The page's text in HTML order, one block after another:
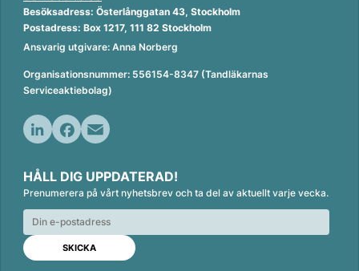
Besöksadress: Österlånggatan 43, Stockholm
Postadress: Box 1217, 111 82 Stockholm
Ansvarig utgivare: Anna Norberg
Organisationsnummer: 556154-8347 (Tandläkarnas
Serviceaktiebolag)
n
k
e
d
n
c
e
b
o
o
k
a
i
l
HÅLL DIG UPPDATERAD!
Prenumerera på vårt nyhetsbrev och ta del av aktuellt varje vecka.